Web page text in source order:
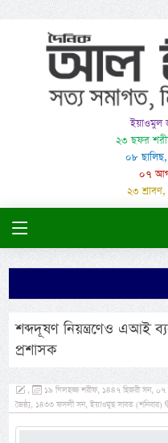
ইয়াওমুল
২৩ ছফর
০৮
০৭
২৩
শব্দদূষণ নিয়ন্ত্রণেও এআই
প্রশাসক
,
১৯ যিলহজ্জ শরীফ, ১৪৪৭ হিজরী সন,
জৈষ্ঠ্য, ১৪৩৩ ফসলী সন, ইয়াওমুছ সাবত (শনিবার)